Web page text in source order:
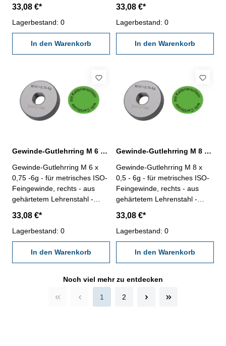
Kalibrierschein nach
VDI/VDE/DGQ 2618/4.8
Abmessung: M 6 x 0,35
33,08 €*
Lagerbestand: 0
In den Warenkorb
Kalibrierschein nach
VDI/VDE/DGQ 2618/4.8
Abmessung: M 6 x 0,5
33,08 €*
Lagerbestand: 0
In den Warenkorb
Gewinde-Gutlehrring M 6 x 0,75 -6g DIN 13
Gewinde-Gutlehrring M 6 x
0,75 -6g - für metrisches ISO-
Feingewinde, rechts - aus
gehärtetem Lehrenstahl -
Kalibrierschein nach
VDI/VDE/DGQ 2618/4.8
Abmessung: M 6 x 0,75
33,08 €*
Lagerbestand: 0
In den Warenkorb
Gewinde-Gutlehrring M 8 x 0,5 - 6g DIN 13
Gewinde-Gutlehrring M 8 x
0,5 - 6g - für metrisches ISO-
Feingewinde, rechts - aus
gehärtetem Lehrenstahl -
Kalibrierschein nach
VDI/VDE/DGQ 2618/4.8
Abmessung: M 8 x 0,5
33,08 €*
Lagerbestand: 0
In den Warenkorb
Noch viel mehr zu entdecken
1 2